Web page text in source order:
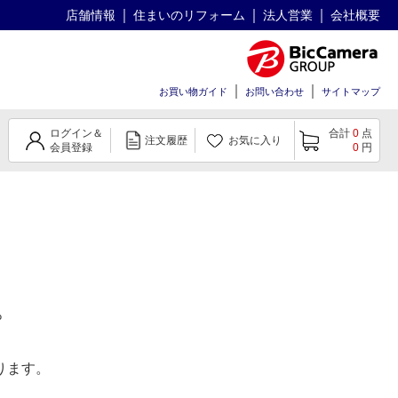
店舗情報 住まいのリフォーム 法人営業 会社概要
お買い物ガイド お問い合わせ サイトマップ
ログイン＆
会員登録
注文履歴 お気に入り
合計 0 点
0 円
す。